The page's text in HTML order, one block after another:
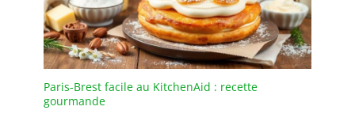
Paris-Brest facile au KitchenAid : recette
gourmande